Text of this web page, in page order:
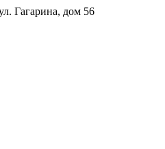
Гагарина, дом 56